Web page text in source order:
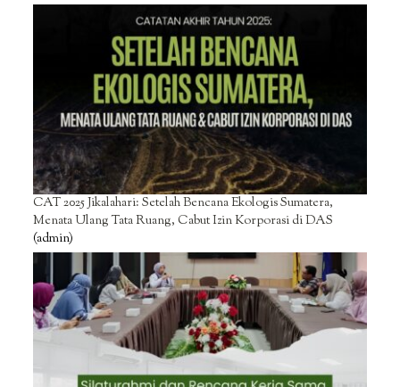
CAT 2025 Jikalahari: Setelah Bencana Ekologis Sumatera,
Menata Ulang Tata Ruang, Cabut Izin Korporasi di DAS
(admin)